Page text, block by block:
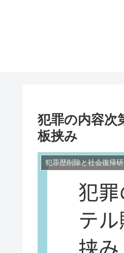
犯罪の内容次
板挟み
犯罪歴削除と社会復帰